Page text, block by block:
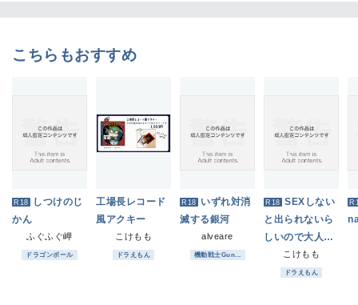
こちらもおすすめ
R18 しつけのじ
かん
ふぐふぐ岬
ドラゴンボール
工場長レコード
風アクキー
こけもも
ドラえもん
R18 いずれ対消
滅する銀河
alveare
機動戦士Gun...
R18 SEXしない
と出られないら
しいので大人し
く抱かれて下さ
こけもも
ドラえもん